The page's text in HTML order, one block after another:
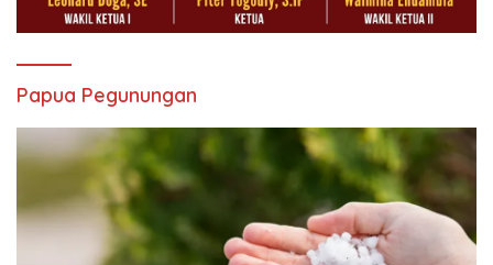
Papua Pegunungan